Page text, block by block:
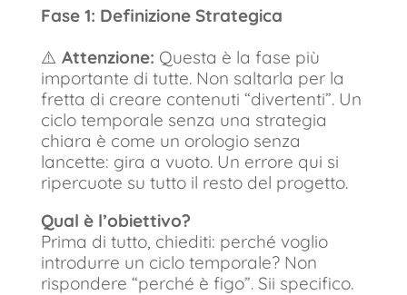
Fase 1: Definizione Strategica
⚠️ Attenzione: Questa è la fase più
importante di tutte. Non saltarla per la
fretta di creare contenuti “divertenti”. Un
ciclo temporale senza una strategia
chiara è come un orologio senza
lancette: gira a vuoto. Un errore qui si
ripercuote su tutto il resto del progetto.
Qual è l’obiettivo?
Prima di tutto, chiediti: perché voglio
introdurre un ciclo temporale? Non
rispondere “perché è figo”. Sii specifico.